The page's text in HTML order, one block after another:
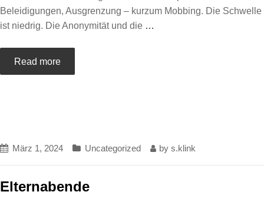
Beleidigungen, Ausgrenzung – kurzum Mobbing. Die Schwelle
ist niedrig. Die Anonymität und die …
Read more
März 1, 2024 Uncategorized by s.klink
Elternabende